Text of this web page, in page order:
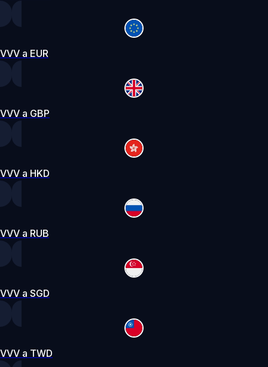
VVV a EUR
VVV a GBP
VVV a HKD
VVV a RUB
VVV a SGD
VVV a TWD